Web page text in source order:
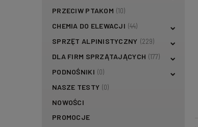
PRZECIW PTAKOM (10)
CHEMIA DO ELEWACJI (44)
SPRZĘT ALPINISTYCZNY (229)
DLA FIRM SPRZĄTAJĄCYCH (177)
PODNOŚNIKI (0)
NASZE TESTY (0)
NOWOŚCI
PROMOCJE